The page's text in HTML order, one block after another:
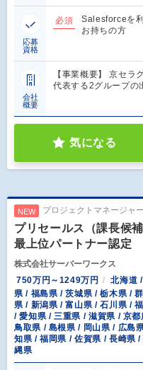
応募
資格
必須
Salesforceを
お持ちの方
会社
概要
【事業概要】 京セラ
代表する2グループ
気になる
NEW プロジェクトマネージャ
プリセールス（課長候
最上位パートナー認定
株式会社サーバーワークス
750万円～1249万円
北海道
県 / 福島県 / 茨城県 / 栃木県 /
県 / 新潟県 / 富山県 / 石川県 /
/ 愛知県 / 三重県 / 滋賀県 / 京
鳥取県 / 島根県 / 岡山県 / 広島
知県 / 福岡県 / 佐賀県 / 長崎県
縄県